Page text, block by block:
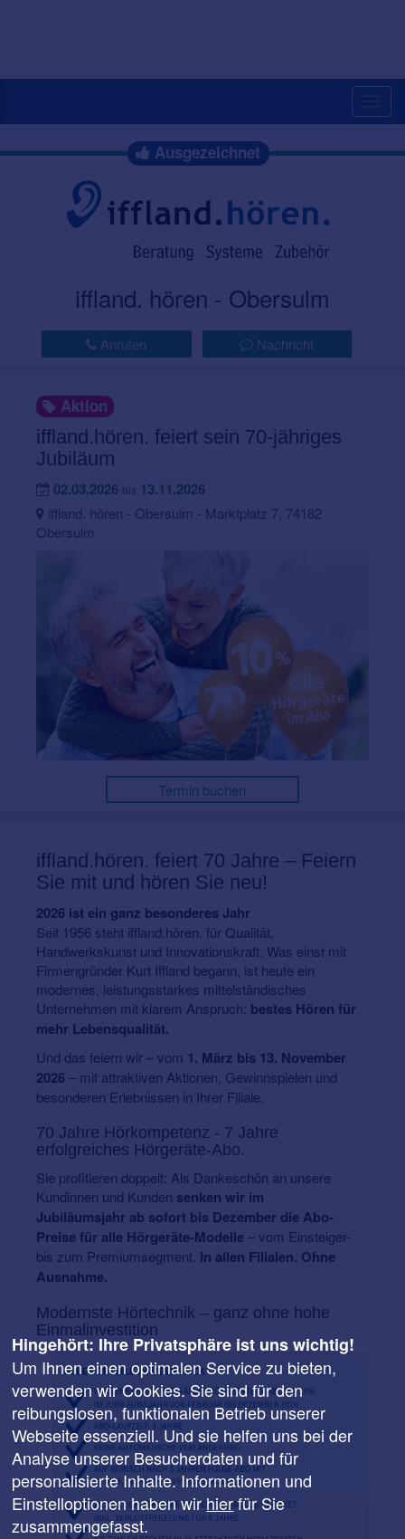
Ausgezeichnet
iffland. hören - Obersulm
Anrufen Nachricht
Aktion
iffland.hören. feiert sein 70-jähriges
Jubiläum
02.03.2026 bis 13.11.2026
iffland. hören - Obersulm - Marktplatz 7, 74182
Obersulm
Termin buchen
iffland.hören. feiert 70 Jahre – Feiern
Sie mit und hören Sie neu!
2026 ist ein ganz besonderes Jahr
Seit 1956 steht iffland.hören. für Qualität,
Handwerkskunst und Innovationskraft. Was einst mit
Firmengründer Kurt Iffland begann, ist heute ein
modernes, leistungsstarkes mittelständisches
Unternehmen mit klarem Anspruch: bestes Hören für
mehr Lebensqualität.
Und das feiern wir – vom 1. März bis 13. November
2026– mit attraktiven Aktionen, Gewinnspielen und
besonderen Erlebnissen in Ihrer Filiale.
70 Jahre Hörkompetenz - 7 Jahre
erfolgreiches Hörgeräte-Abo.
Sie profitieren doppelt: Als Dankeschön an unsere
Kundinnen und Kunden senken wir im
Jubiläumsjahr ab sofort bis Dezember die Abo-
Preise für alle Hörgeräte-Modelle– vom Einsteiger-
bis zum Premiumsegment. In allen Filialen. Ohne
Ausnahme.
Modernste Hörtechnik – ganz ohne hohe
Einmalinvestition
Hingehört: Ihre Privatsphäre ist uns wichtig!
Um Ihnen einen optimalen Service zu bieten,
verwenden wir Cookies. Sie sind für den
reibungslosen, funktionalen Betrieb unserer
Webseite essenziell. Und sie helfen uns bei der
Analyse unserer Besucherdaten und für
personalisierte Inhalte. Informationen und
Einstelloptionen haben wirhierfür Sie
zusammengefasst.